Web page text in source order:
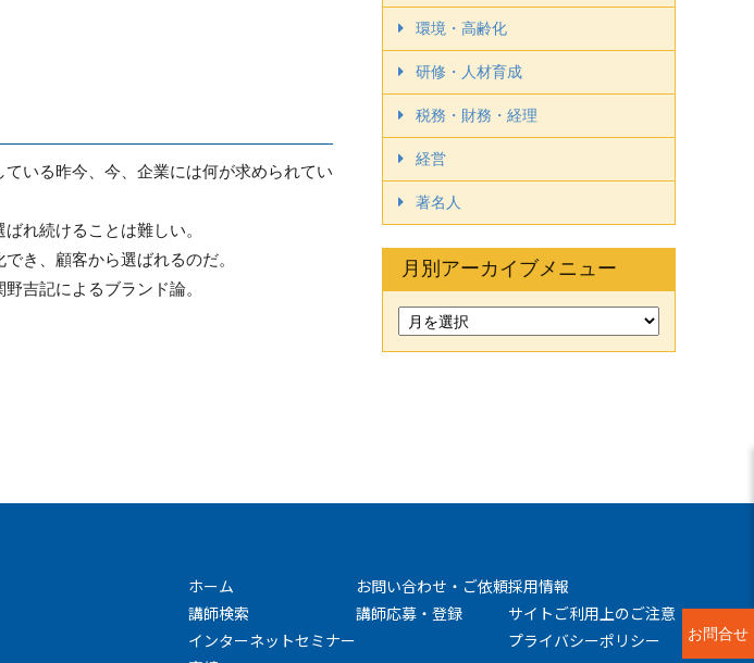
いる昨今、今、企業には何が求められてい
れ続けることは難しい。
き、顧客から選ばれるのだ。
吉記によるブランド論。
環境・高齢化
研修・人材育成
税務・財務・経理
経営
著名人
月別アーカイブメニュー
ホーム
講師検索
インターネットセミナー
お問い合わせ・ご依頼
講師応募・登録
採用情報
サイトご利用上のご注意
プライバシーポリシー
お問合せ